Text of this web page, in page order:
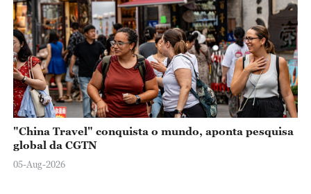
"China Travel" conquista o mundo, aponta pesquisa
global da CGTN
05-Aug-2026